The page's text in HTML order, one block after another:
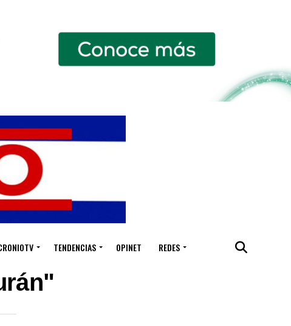
TENDENCIAS OPINET REDES